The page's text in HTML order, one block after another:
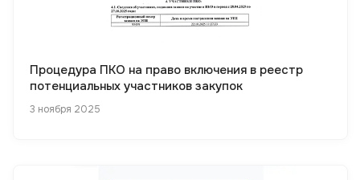
Процедура ПКО на право включения в реестр
потенциальных участников закупок
3 ноября 2025